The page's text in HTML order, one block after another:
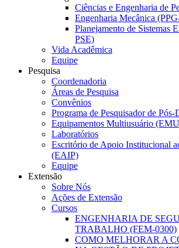
Ciências e Engenharia de
Engenharia Mecânica
Planejamento de Sistemas
PSE)
Vida Acadêmica
Equipe
Pesquisa
Coordenadoria
Áreas de Pesquisa
Convênios
Programa de Pesquisador de
Equipamentos Multiusuário
Laboratórios
Escritório de Apoio Institucional
(EAIP)
Equipe
Extensão
Sobre Nós
Ações de Extensão
Cursos
ENGENHARIA DE
TRABALHO (FEM-0300)
COMO MELHORAR A